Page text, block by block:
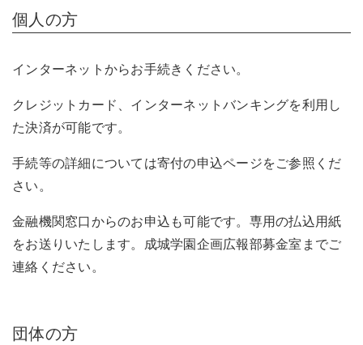
個人の方
インターネットからお手続きください。
クレジットカード、インターネットバンキングを利用し
た決済が可能です。
手続等の詳細については寄付の申込ページをご参照くだ
さい。
金融機関窓口からのお申込も可能です。専用の払込用紙
をお送りいたします。成城学園企画広報部募金室までご
連絡ください。
団体の方